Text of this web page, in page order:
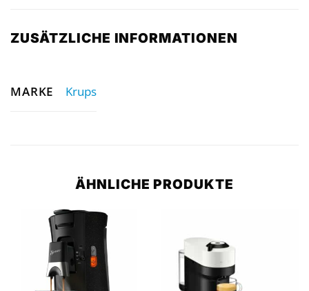
ZUSÄTZLICHE INFORMATIONEN
MARKE Krups
ÄHNLICHE PRODUKTE